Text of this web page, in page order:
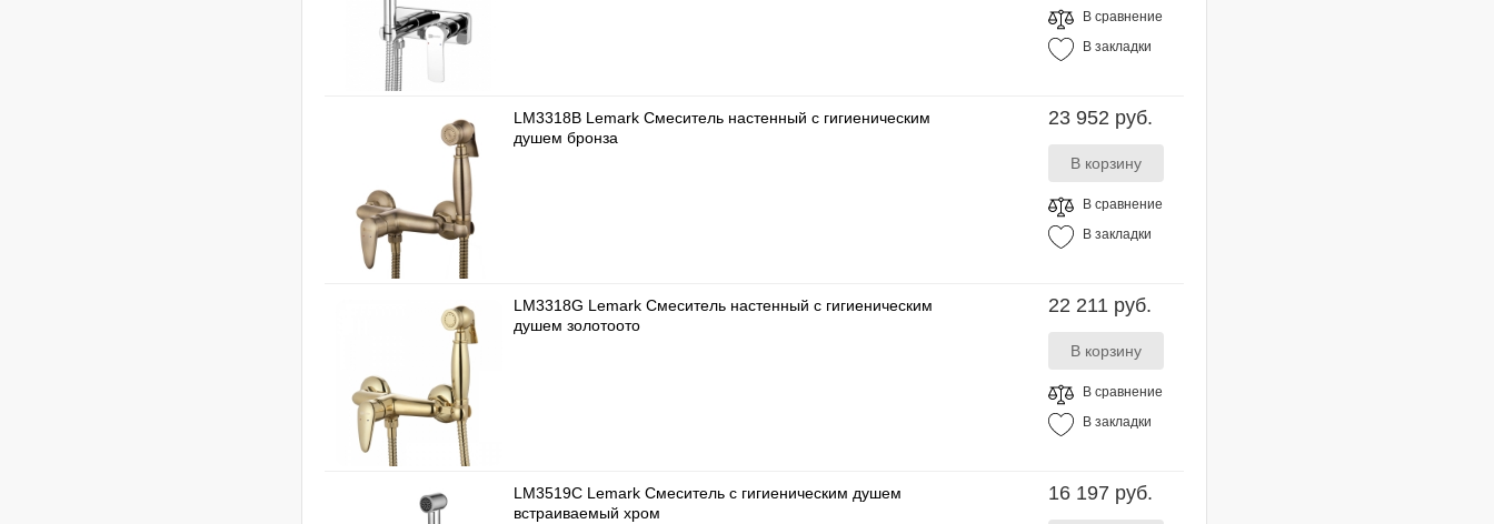
В сравнение
В закладки
LM3318B Lemark Смеситель настенный с гигиеническим
душем бронза
23 952 руб.
В сравнение
В закладки
LM3318G Lemark Смеситель настенный с гигиеническим
душем золотоото
22 211 руб.
В сравнение
В закладки
LM3519C Lemark Смеситель с гигиеническим душем
встраиваемый хром
16 197 руб.